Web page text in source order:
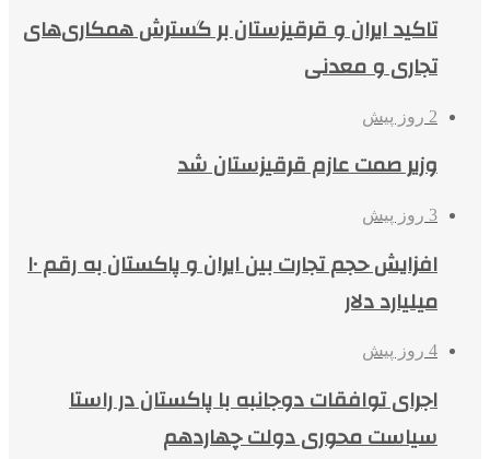
تاکید ایران و قرقیزستان بر گسترش همکاری‌های
تجاری و معدنی
2 روز پیش
وزیر صمت عازم قرقیزستان شد
3 روز پیش
افزایش حجم تجارت بین ایران و پاکستان به رقم ۱۰
میلیارد دلار
4 روز پیش
اجرای توافقات دوجانبه با پاکستان در راستا
سیاست محوری دولت چهاردهم